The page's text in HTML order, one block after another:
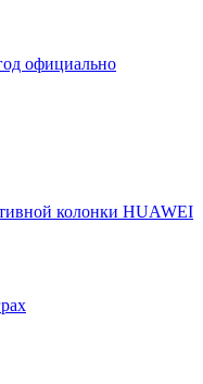
официально
колонки HUAWEI